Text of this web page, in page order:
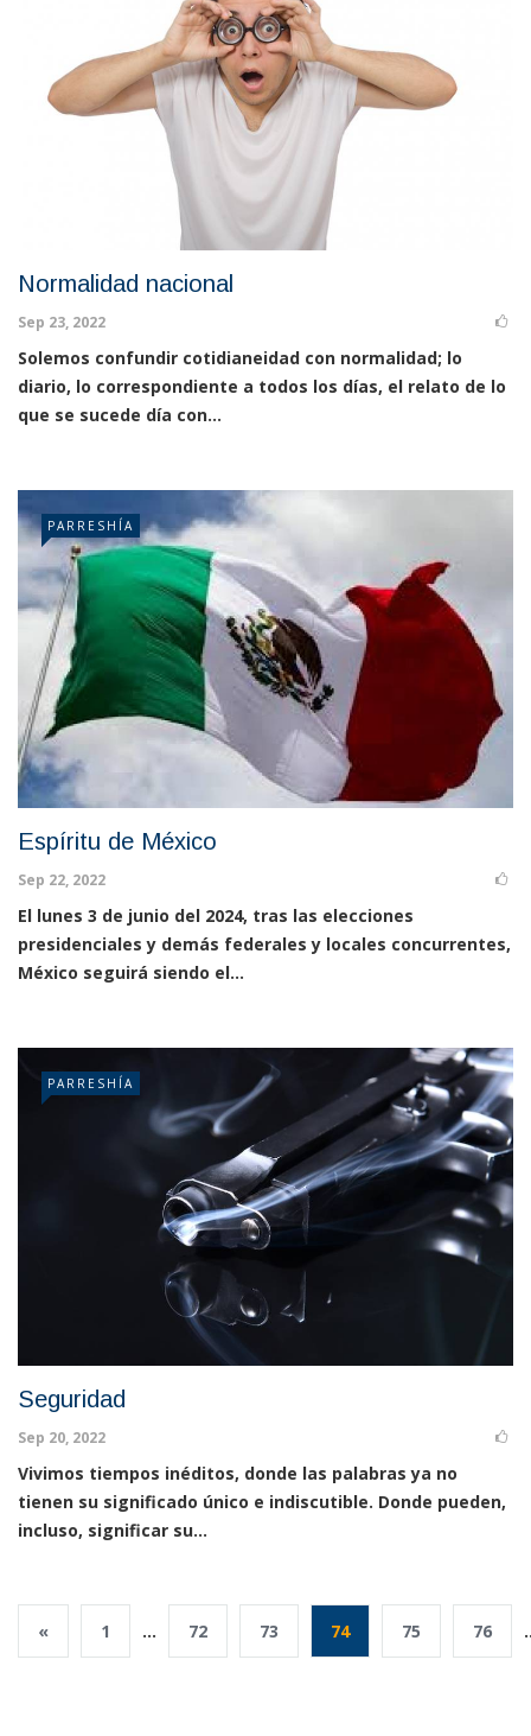
Normalidad nacional
Sep 23, 2022
Solemos confundir cotidianeidad con normalidad; lo
diario, lo correspondiente a todos los días, el relato de lo
que se sucede día con...
PARRESHÍA
Espíritu de México
Sep 22, 2022
El lunes 3 de junio del 2024, tras las elecciones
presidenciales y demás federales y locales concurrentes,
México seguirá siendo el...
PARRESHÍA
Seguridad
Sep 20, 2022
Vivimos tiempos inéditos, donde las palabras ya no
tienen su significado único e indiscutible. Donde pueden,
incluso, significar su...
« 1 ... 72 73 74 75 76